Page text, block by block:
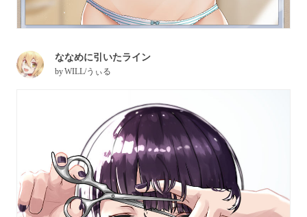
ななめに引いたライン
byWILL/うぃる